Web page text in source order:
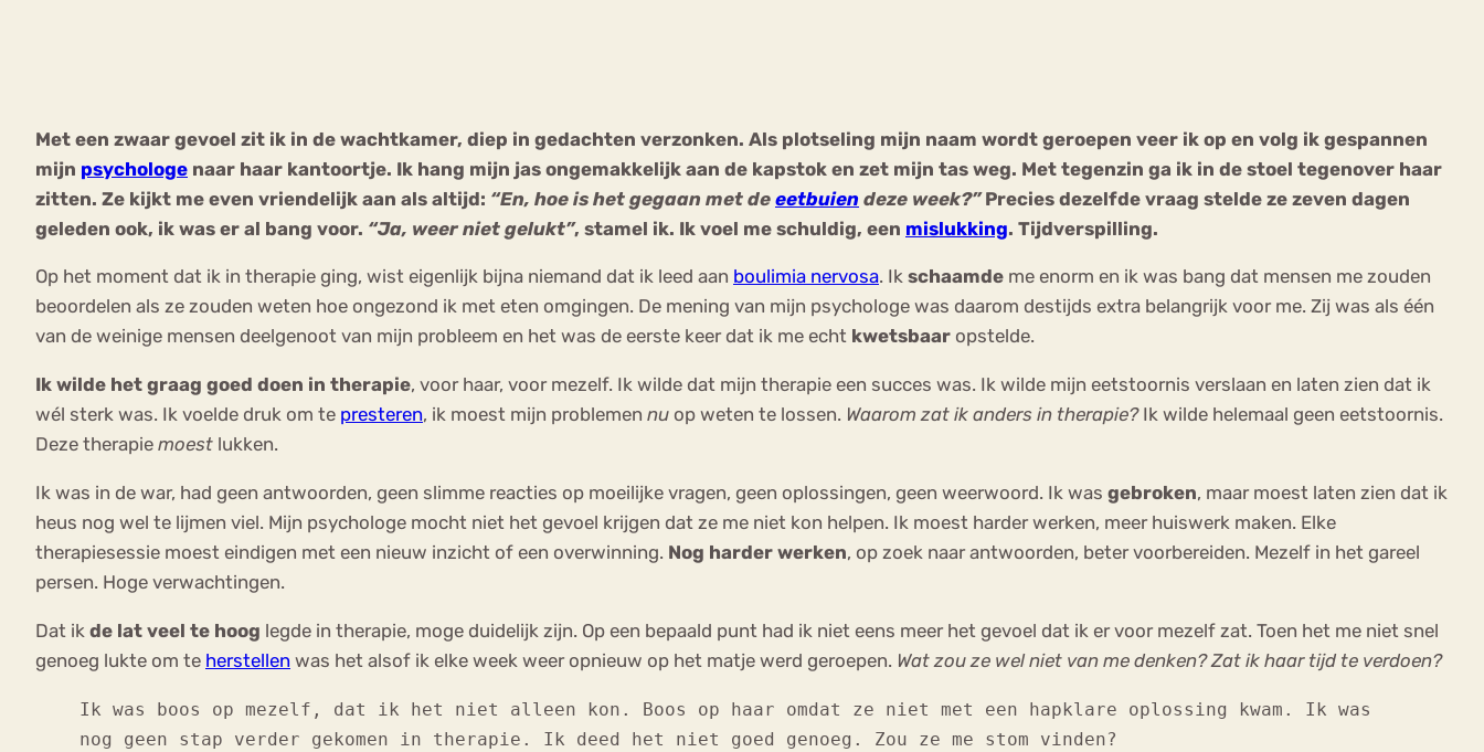
Met een zwaar gevoel zit ik in de wachtkamer, diep in gedachten verzonken. Als plotseling mijn naam wordt geroepen veer ik op en volg ik gespannen
mijn psychologe naar haar kantoortje. Ik hang mijn jas ongemakkelijk aan de kapstok en zet mijn tas weg. Met tegenzin ga ik in de stoel tegenover haar
zitten. Ze kijkt me even vriendelijk aan als altijd: “En, hoe is het gegaan met de eetbuien deze week?”Precies dezelfde vraag stelde ze zeven dagen
geleden ook, ik was er al bang voor. “Ja, weer niet gelukt”, stamel ik. Ik voel me schuldig, een mislukking. Tijdverspilling.
Op het moment dat ik in therapie ging, wist eigenlijk bijna niemand dat ik leed aan boulimia nervosa. Ik schaamde me enorm en ik was bang dat mensen me zouden
beoordelen als ze zouden weten hoe ongezond ik met eten omgingen. De mening van mijn psychologe was daarom destijds extra belangrijk voor me. Zij was als één
van de weinige mensen deelgenoot van mijn probleem en het was de eerste keer dat ik me echt kwetsbaar opstelde.
Ik wilde het graag goed doen in therapie, voor haar, voor mezelf. Ik wilde dat mijn therapie een succes was. Ik wilde mijn eetstoornis verslaan en laten zien dat ik
wél sterk was. Ik voelde druk om te presteren, ik moest mijn problemen nu op weten te lossen. Waarom zat ik anders in therapie?Ik wilde helemaal geen eetstoornis.
Deze therapie moest lukken.
Ik was in de war, had geen antwoorden, geen slimme reacties op moeilijke vragen, geen oplossingen, geen weerwoord. Ik was gebroken, maar moest laten zien dat ik
heus nog wel te lijmen viel. Mijn psychologe mocht niet het gevoel krijgen dat ze me niet kon helpen. Ik moest harder werken, meer huiswerk maken. Elke
therapiesessie moest eindigen met een nieuw inzicht of een overwinning. Nog harder werken, op zoek naar antwoorden, beter voorbereiden. Mezelf in het gareel
persen. Hoge verwachtingen.
Dat ik de lat veel te hoog legde in therapie, moge duidelijk zijn. Op een bepaald punt had ik niet eens meer het gevoel dat ik er voor mezelf zat. Toen het me niet snel
genoeg lukte om te herstellen was het alsof ik elke week weer opnieuw op het matje werd geroepen. Wat zou ze wel niet van me denken? Zat ik haar tijd te verdoen?
Ik was boos op mezelf, dat ik het niet alleen kon. Boos op haar omdat ze niet met een hapklare oplossing kwam. Ik was
nog geen stap verder gekomen in therapie. Ik deed het niet goed genoeg. Zou ze me stom vinden?
Boulimia Nervosa Eetstoornis Anorexia Nervosa Eetbuien Piekeren Sport
Trauma
Orthorexia
Afvallen Angst